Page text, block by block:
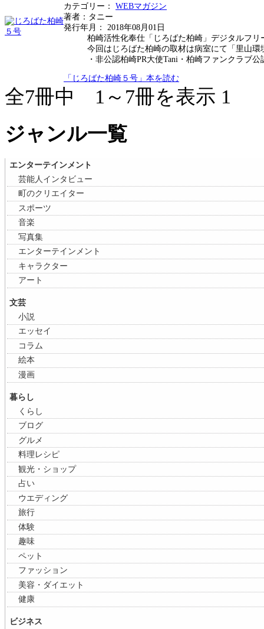
カテゴリー： WEBマガジン
著者：タニー
発行年月： 2018年08月01日
柏崎活性化奉仕「じろばた柏崎」デジタルフリ
今回はじろばた柏崎の取材は病室にて「里山
・非公認柏崎PR大使Tani・柏崎ファンクラブ公
「じろばた柏崎５号」本を読む
全7冊中 1～7冊を表示 1
ジャンル一覧
エンターテインメント
芸能人インタビュー
町のクリエイター
スポーツ
音楽
写真集
エンターテインメント
キャラクター
アート
文芸
小説
エッセイ
コラム
絵本
漫画
暮らし
くらし
ブログ
グルメ
料理レシピ
観光・ショップ
占い
ウエディング
旅行
体験
趣味
ペット
ファッション
美容・ダイエット
健康
ビジネス